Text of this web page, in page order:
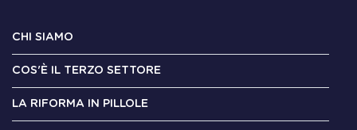
CHI SIAMO
COS'È IL TERZO SETTORE
LA RIFORMA IN PILLOLE